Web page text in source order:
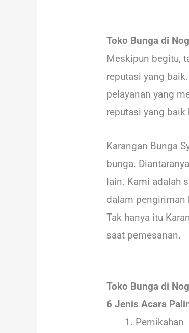
Toko Bunga di
Meskipun begitu,
reputasi yang
pelayanan yang
reputasi yang baik
Karangan Bunga
bunga.
lain. Kami adalah
dalam pengiriman
Tak hanya itu
saat pemesanan.
Toko Bunga di
6 Jenis Acara
Pernikahan